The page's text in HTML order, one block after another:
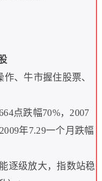
、牛市握住股票、
点跌幅70%， 2007
2009年7.29一个月跌幅
逐级放大，指数站稳